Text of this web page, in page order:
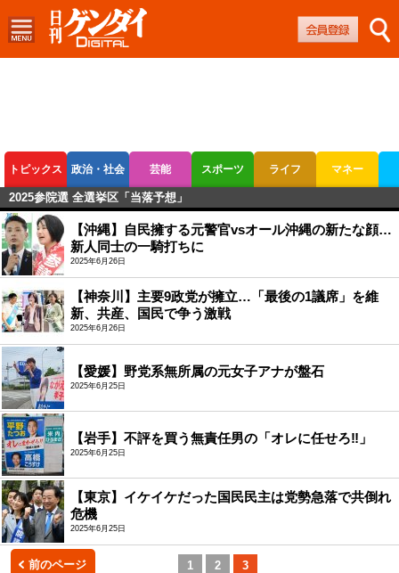
トピックス 政治・社会 芸能 スポーツ ライフ マネー
ボートレース 競輪 オートレース
2025参院選 全選挙区「当落予想」
【沖縄】自民擁する元警官vsオール沖縄の新たな顔…
新人同士の一騎打ちに
2025年6月26日
【神奈川】主要9政党が擁立…「最後の1議席」を維
新、共産、国民で争う激戦
2025年6月26日
【愛媛】野党系無所属の元女子アナが盤石
2025年6月25日
【岩手】不評を買う無責任男の「オレに任せろ‼」
2025年6月25日
【東京】イケイケだった国民民主は党勢急落で共倒れ
危機
2025年6月25日
前のページ 1 2 3